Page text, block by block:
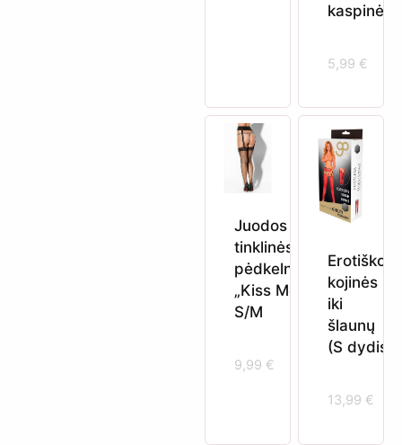
kaspinėliu
5,99 €
Juodos
tinklinės
pėdkelnės
„Kiss Me“
S/M
9,99 €
Erotiškos
kojinės
iki
šlaunų
(S dydis)
13,99 €